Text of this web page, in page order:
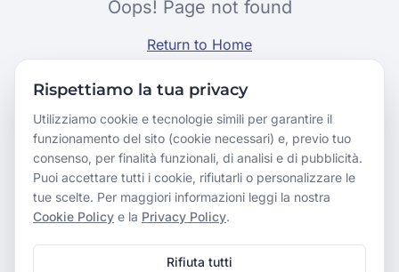
Oops! Page not found
Return to Home
Rispettiamo la tua privacy
Utilizziamo cookie e tecnologie simili per garantire il
funzionamento del sito (cookie necessari) e, previo tuo
consenso, per finalità funzionali, di analisi e di pubblicità.
Puoi accettare tutti i cookie, rifiutarli o personalizzare le
tue scelte. Per maggiori informazioni leggi la nostra
Cookie Policy e la Privacy Policy.
Rifiuta tutti